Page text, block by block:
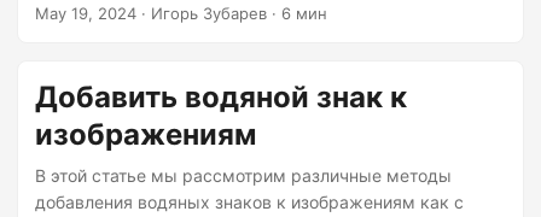
кода.
May 19, 2024 · Игорь Зубарев · 6 мин
Добавить водяной знак к
изображениям
В этой статье мы рассмотрим различные методы
добавления водяных знаков к изображениям как с